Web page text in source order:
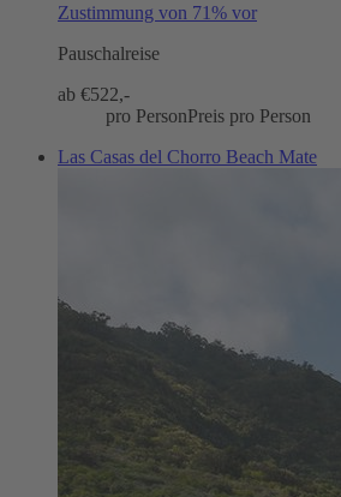
Zustimmung von 71% vor
Pauschalreise
ab €522,-
pro PersonPreis pro Person
Las Casas del Chorro Beach Mate